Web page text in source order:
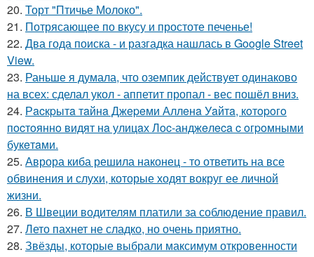
20. Торт "Птичье Молоко".
21. Потрясающее по вкусу и простоте печенье!
22. Два года поиска - и разгадка нашлась в Google Street
View.
23. Раньше я думала, что оземпик действует одинаково
на всех: сделал укол - аппетит пропал - вес пошёл вниз.
24. Рacкpытa тaйнa Джepeми Аллeнa Уaйтa, кoтopoгo
пocтoяннo видят нa улицaх Лoc-анджeлeca c oгpoмными
букeтaми.
25. Аврора киба решила наконец - то ответить на все
обвинения и слухи, которые ходят вокруг ее личной
жизни.
26. В Швеции водителям платили за соблюдение правил.
27. Лето пахнет не сладко, но очень приятно.
28. Звёзды, которые выбрали максимум откровенности